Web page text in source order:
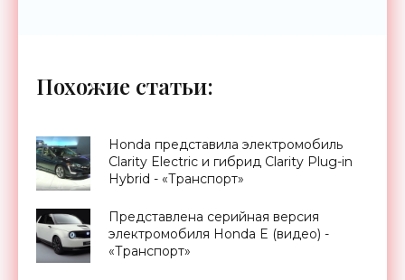
Похожие статьи:
Honda представила электромобиль
Clarity Electric и гибрид Clarity Plug-in
Hybrid - «Транспорт»
Представлена серийная версия
электромобиля Honda E (видео) -
«Транспорт»